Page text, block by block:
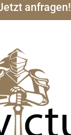
anfragen!